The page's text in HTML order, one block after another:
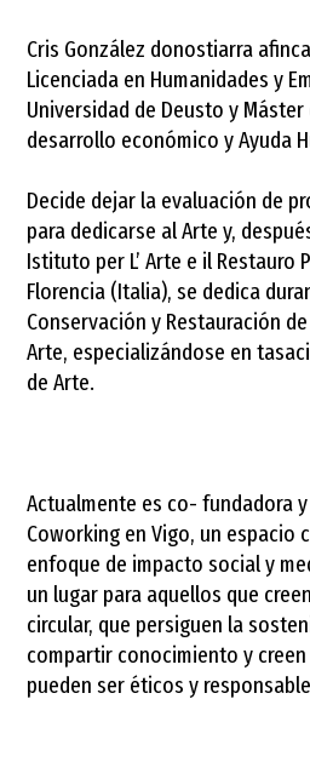
Cris González donostiarra
Licenciada en Humanidades y
Universidad de Deusto y
desarrollo económico y Ayuda
Decide dejar la evaluación de
para dedicarse al Arte y,
Istituto per L’ Arte e il Restauro
Florencia (Italia), se dedica
Conservación y Restauración
Arte, especializándose en
de Arte.
Actualmente es co- fundadora
Coworking en Vigo, un espacio
enfoque de impacto social y
un lugar para aquellos que
circular, que persiguen la
compartir conocimiento y
pueden ser éticos y